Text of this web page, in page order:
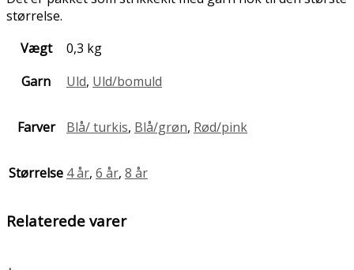
størrelse.
Vægt
0,3 kg
Garn
Uld, Uld/bomuld
Farver Blå/ turkis, Blå/grøn, Rød/pink
Størrelse 4 år, 6 år, 8 år
Relaterede varer